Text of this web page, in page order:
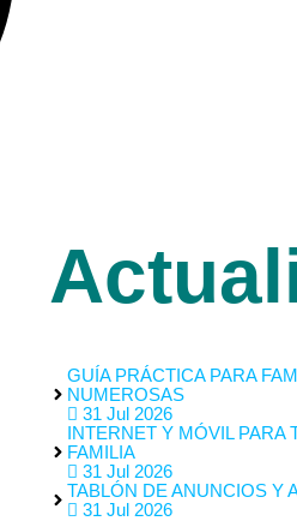
GUÍA PRÁCTICA PARA
NUMEROSAS
31 Jul 2026
INTERNET Y MÓVIL PARA
FAMILIA
31 Jul 2026
TABLÓN DE ANUNCIOS Y
31 Jul 2026